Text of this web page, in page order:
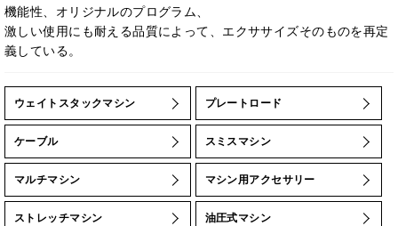
PRECOR
Precor（プリコー）
SportsArt（スポーツアート）
TUFFSTUFF(タフスタッフ)
ZERO-i
エコレコフィットネス
テクノジム & ライフフィットネス
ノーチラス
ハンマー・ストレングス
機能性、オリジナルのプログラム、
激しい使用にも耐える品質によって、エクササイズそのものを再定
義している。
ウェイトスタックマシン プレートロード
ケーブル スミスマシン
マルチマシン マシン用アクセサリー
ストレッチマシン 油圧式マシン